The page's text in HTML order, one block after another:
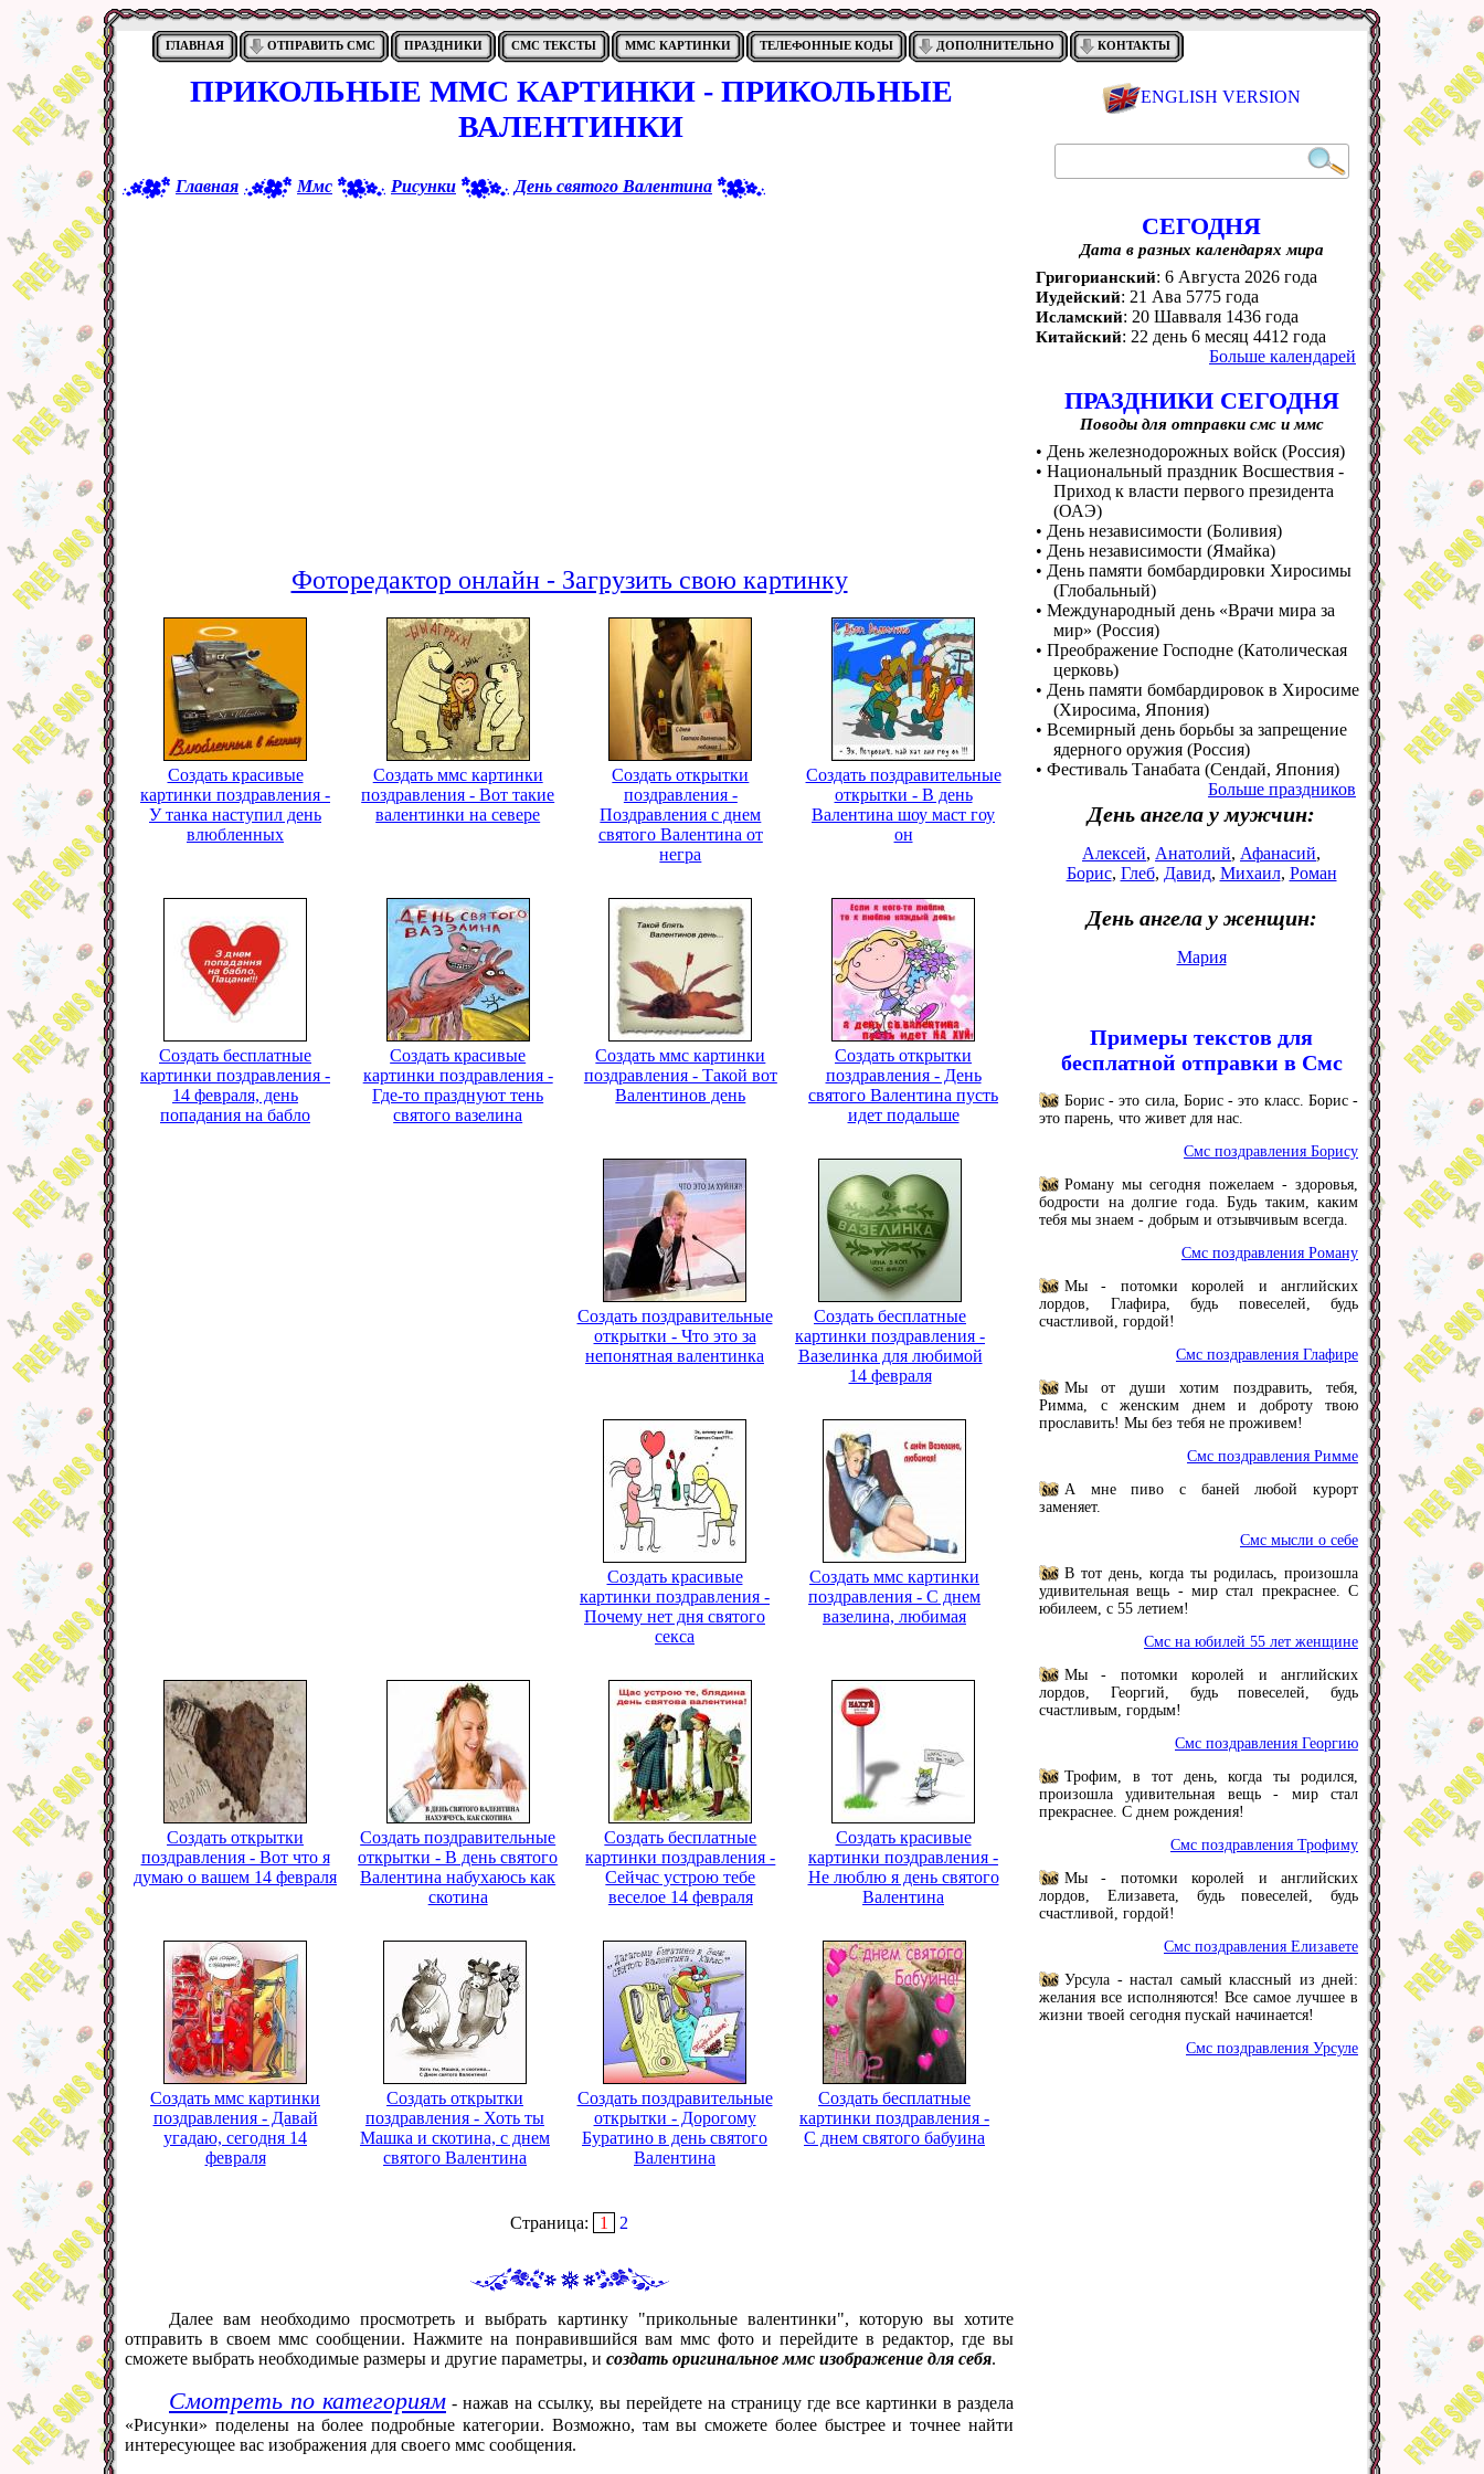
ГЛАВНАЯ ОТПРАВИТЬ СМС ПРАЗДНИКИ СМС ТЕКСТЫ ММС КАРТИНКИ ТЕЛЕФОННЫЕ КОДЫ ДОПОЛНИТЕЛЬНО КОНТАКТЫ
ПРИКОЛЬНЫЕ ММС КАРТИНКИ - ПРИКОЛЬНЫЕ
ВАЛЕНТИНКИ
Главная Ммс Рисунки День святого Валентина
Фоторедактор онлайн - Загрузить свою картинку
Создать красивые
картинки поздравления -
У танка наступил день
влюбленных
Создать ммс картинки
поздравления - Вот такие
валентинки на севере
Создать открытки
поздравления -
Поздравления с днем
святого Валентина от
негра
Создать поздравительные
открытки - В день
Валентина шоу маст гоу
он
Создать бесплатные
картинки поздравления -
14 февраля, день
попадания на бабло
Создать красивые
картинки поздравления -
Где-то празднуют тень
святого вазелина
Создать ммс картинки
поздравления - Такой вот
Валентинов день
Создать открытки
поздравления - День
святого Валентина пусть
идет подальше
Создать поздравительные
открытки - Что это за
непонятная валентинка
Создать бесплатные
картинки поздравления -
Вазелинка для любимой
14 февраля
Создать красивые
картинки поздравления -
Почему нет дня святого
секса
Создать ммс картинки
поздравления - С днем
вазелина, любимая
Создать открытки
поздравления - Вот что я
думаю о вашем 14 февраля
Создать поздравительные
открытки - В день святого
Валентина набухаюсь как
скотина
Создать бесплатные
картинки поздравления -
Сейчас устрою тебе
веселое 14 февраля
Создать красивые
картинки поздравления -
Не люблю я день святого
Валентина
Создать ммс картинки
поздравления - Давай
угадаю, сегодня 14
февраля
Создать открытки
поздравления - Хоть ты
Машка и скотина, с днем
святого Валентина
Создать поздравительные
открытки - Дорогому
Буратино в день святого
Валентина
Создать бесплатные
картинки поздравления -
С днем святого бабуина
Страница: 1 2
Далее вам необходимо просмотреть и выбрать картинку "прикольные валентинки", которую вы хотите
отправить в своем ммс сообщении. Нажмите на понравившийся вам ммс фото и перейдите в редактор, где вы
сможете выбрать необходимые размеры и другие параметры, и создать оригинальное ммс изображение для себя.
Смотреть по категориям - нажав на ссылку, вы перейдете на страницу где все картинки в раздела
«Рисунки» поделены на более подробные категории. Возможно, там вы сможете более быстрее и точнее найти
интересующее вас изображения для своего ммс сообщения.
ENGLISH VERSION
СЕГОДНЯ
Дата в разных календарях мира
Григорианский: 6 Августа 2026 года
Иудейский: 21 Ава 5775 года
Исламский: 20 Шавваля 1436 года
Китайский: 22 день 6 месяц 4412 года
Больше календарей
ПРАЗДНИКИ СЕГОДНЯ
Поводы для отправки смс и ммс
• День железнодорожных войск (Россия)
• Национальный праздник Восшествия -
Приход к власти первого президента
(ОАЭ)
• День независимости (Боливия)
• День независимости (Ямайка)
• День памяти бомбардировки Хиросимы
(Глобальный)
• Международный день «Врачи мира за
мир» (Россия)
• Преображение Господне (Католическая
церковь)
• День памяти бомбардировок в Хиросиме
(Хиросима, Япония)
• Всемирный день борьбы за запрещение
ядерного оружия (Россия)
• Фестиваль Танабата (Сендай, Япония)
Больше праздников
День ангела у мужчин:
Алексей, Анатолий, Афанасий,
Борис, Глеб, Давид, Михаил, Роман
День ангела у женщин:
Мария
Примеры текстов для
бесплатной отправки в Смс
Борис - это сила, Борис - это класс. Борис -
это парень, что живет для нас.
Смс поздравления Борису
Роману мы сегодня пожелаем - здоровья,
бодрости на долгие года. Будь таким, каким
тебя мы знаем - добрым и отзывчивым всегда.
Смс поздравления Роману
Мы - потомки королей и английских
лордов, Глафира, будь повеселей, будь
счастливой, гордой!
Смс поздравления Глафире
Мы от души хотим поздравить, тебя,
Римма, с женским днем и доброту твою
прославить! Мы без тебя не проживем!
Смс поздравления Римме
А мне пиво с баней любой курорт
заменяет.
Смс мысли о себе
В тот день, когда ты родилась, произошла
удивительная вещь - мир стал прекраснее. С
юбилеем, с 55 летием!
Смс на юбилей 55 лет женщине
Мы - потомки королей и английских
лордов, Георгий, будь повеселей, будь
счастливым, гордым!
Смс поздравления Георгию
Трофим, в тот день, когда ты родился,
произошла удивительная вещь - мир стал
прекраснее. С днем рождения!
Смс поздравления Трофиму
Мы - потомки королей и английских
лордов, Елизавета, будь повеселей, будь
счастливой, гордой!
Смс поздравления Елизавете
Урсула - настал самый классный из дней:
желания все исполняются! Все самое лучшее в
жизни твоей сегодня пускай начинается!
Смс поздравления Урсуле